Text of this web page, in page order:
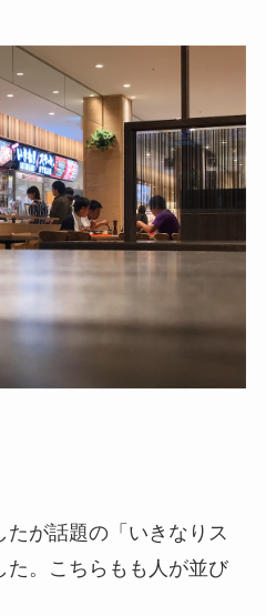
が話題の「いきなりス
た。こちらもも人が並び